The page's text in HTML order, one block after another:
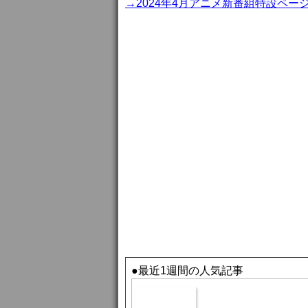
→2024年4月アニメ新番組特設ペー
●最近1週間の人気記事